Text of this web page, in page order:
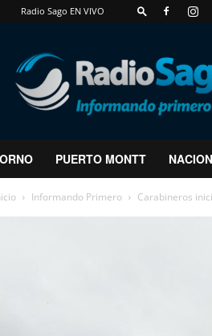
Radio Sago EN VIVO
RadioSago
PUERTO MONTT
Informando Primero Carabineros